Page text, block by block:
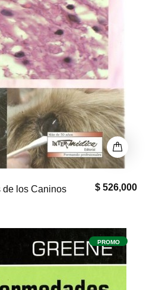
$ 526,000
de los Caninos
PROMO